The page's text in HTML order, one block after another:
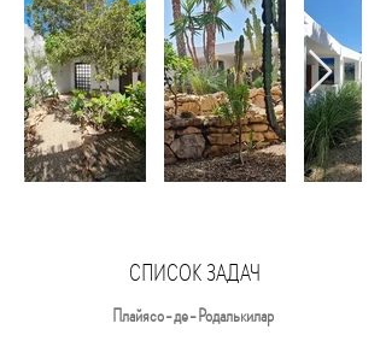
СПИСОК ЗАДАЧ
Плайясо-де-Родалькилар